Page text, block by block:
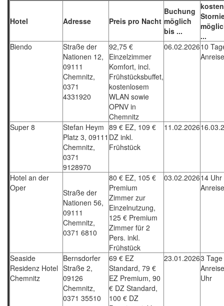
Hotel Adresse Preis pro Nacht
Buchung
möglich
bis ...
...
Biendo
Straße der
Nationen 12,
09111
Chemnitz,
0371
4331920
92,75 €
Einzelzimmer
Komfort, incl.
Frühstücksbuffet,
kostenlosem
WLAN sowie
OPNV in
Chemnitz
06.02.202610
Anreise
Super 8
Stefan Heym
Platz 3, 09111
Chemnitz,
0371
9128970
89 € EZ, 109 €
DZ inkl.
Frühstück
11.02.2026
Hotel an der
Oper
Straße der
Nationen 56,
09111
Chemnitz,
0371 6810
80 € EZ, 105 €
Premium
Zimmer zur
Einzelnutzung,
125 € Premium
Zimmer für 2
Pers. inkl.
Frühstück
03.02.202614
Seaside
Residenz Hotel
Chemnitz
Bernsdorfer
Straße 2,
09126
Chemnitz,
0371 35510
69 € EZ
Standard, 79 €
EZ Premium, 90
€ DZ Standard,
100 € DZ
23.01.20263
Uhr